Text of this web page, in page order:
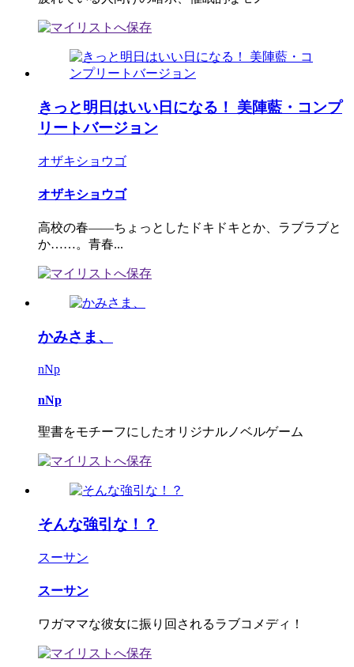
きっと明日はいい日になる！ 美陣藍・コンプ
リートバージョン
オザキショウゴ
オザキショウゴ
高校の春――ちょっとしたドキドキとか、ラブラブと
か……。青春...
かみさま、
nNp
nNp
聖書をモチーフにしたオリジナルノベルゲーム
そんな強引な！？
スーサン
スーサン
ワガママな彼女に振り回されるラブコメディ！